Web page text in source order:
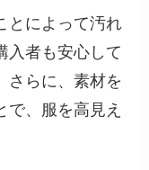
とによって汚れ
入者も安心して
さらに、素材を
、服を高見え